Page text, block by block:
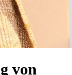
von